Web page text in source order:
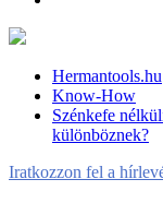
Hermantools.hu
Know-How
Szénkefe
különböznek?
Iratkozzon fel a